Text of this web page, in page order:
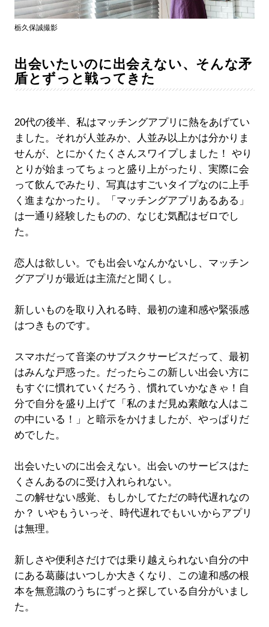
栃久保誠撮影
出会いたいのに出会えない、そんな矛
盾とずっと戦ってきた
20代の後半、私はマッチングアプリに熱をあげてい
ました。それが人並みか、人並み以上かは分かりま
せんが、とにかくたくさんスワイプしました！ やり
とりが始まってちょっと盛り上がったり、実際に会
って飲んでみたり、写真はすごいタイプなのに上手
く進まなかったり。「マッチングアプリあるある」
は一通り経験したものの、なじむ気配はゼロでし
た。
恋人は欲しい。でも出会いなんかないし、マッチン
グアプリが最近は主流だと聞くし。
新しいものを取り入れる時、最初の違和感や緊張感
はつきものです。
スマホだって音楽のサブスクサービスだって、最初
はみんな戸惑った。だったらこの新しい出会い方に
もすぐに慣れていくだろう、慣れていかなきゃ！自
分で自分を盛り上げて「私のまだ見ぬ素敵な人はこ
の中にいる！」と暗示をかけましたが、やっぱりだ
めでした。
出会いたいのに出会えない。出会いのサービスはた
くさんあるのに受け入れられない。
この解せない感覚、もしかしてただの時代遅れなの
か？ いやもういっそ、時代遅れでもいいからアプリ
は無理。
新しさや便利さだけでは乗り越えられない自分の中
にある葛藤はいつしか大きくなり、この違和感の根
本を無意識のうちにずっと探している自分がいまし
た。